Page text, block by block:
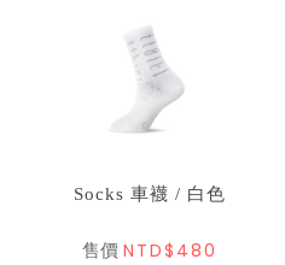
Socks 車襪 / 白色
售價 NTD$480